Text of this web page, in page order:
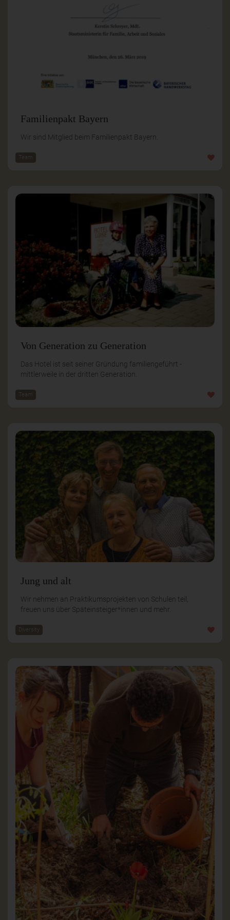
Familienpakt Bayern
Wir sind Mitglied beim Familienpakt Bayern.
Team
Von Generation zu Generation
Das Hotel ist seit seiner Gründung familiengeführt -
mittlerweile in der dritten Generation.
Team
Jung und alt
Wir nehmen an Praktikumsprojekten von Schulen teil,
freuen uns über Späteinsteiger*innen und mehr.
Diversity